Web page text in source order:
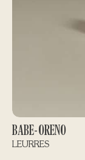
BABE-ORENO
LEURRES